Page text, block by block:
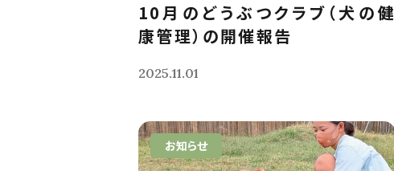
10月のどうぶつクラブ（犬の健
康管理）の開催報告
2025.11.01
お知らせ